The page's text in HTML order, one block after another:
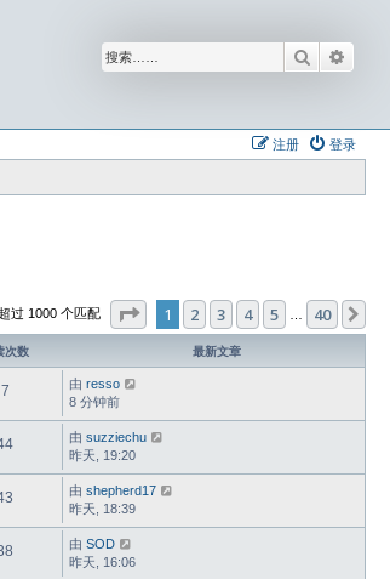
搜索
登录
注册
过 1000 个匹配 分页： 1 40
1 2 3 4 5 40
次数 最新文章
7 由 resso
8 分钟前
由 suzziechu
昨天, 19:20
由 shepherd17
昨天, 18:39
由 SOD
昨天, 16:06